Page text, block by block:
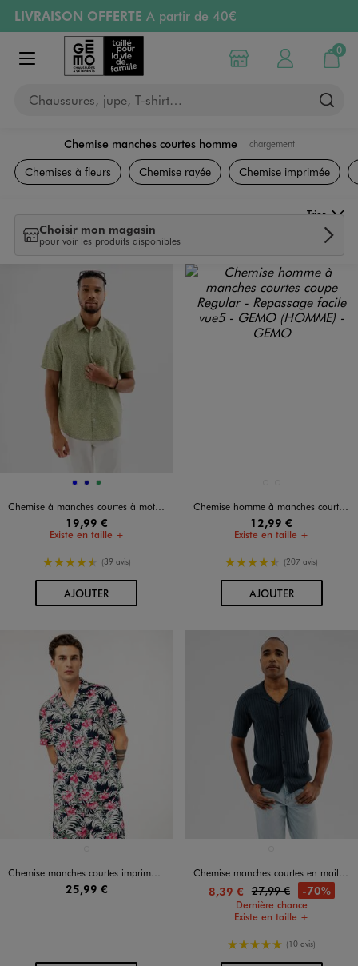
Aller au contenu principal
Aller à la navigation
LIVRAISON OFFERTE A partir de 40€
RETRAIT ET LIVRAISON OFFERTE
en magasin
PAYEZ EN 3x SANS FRAIS
Retours OFFERTS
pendant 30 jours
Afficher le menu
Chaussures, jupe, T-shirt…
Choisir mon magasin
Mon compte
0
Mon
Chemise manches courtes homme chargement
Vêtements
Chemises à fleurs Chemise rayée Chemise imprimée
Choisir mon magasin
pour voir les produits disponibles
Trier
Disponible en 3 coloris
BLEUBLEU FONCE
VERT
Chemise à manches courtes à motifs fleuris coupe regular homme
19,99 €
Existe en taille +
4.5/5 de moyenne
(39 avis)
AJOUTERAU PANIER
Chemise homme à manches courtes coupe Regular - Repassage facile
12,99 €
Existe en taille +
4.5/5 de moyenne
(207 avis)
AJOUTERAU PANIER
Chemise manches courtes imprimé tropical homme
25,99 €
Chemise manches courtes en maille côtelée à col cubain homme
8,39 € 27,99 € -70%
Dernière chance
Existe en taille +
5/5 de moyenne
(10 avis)